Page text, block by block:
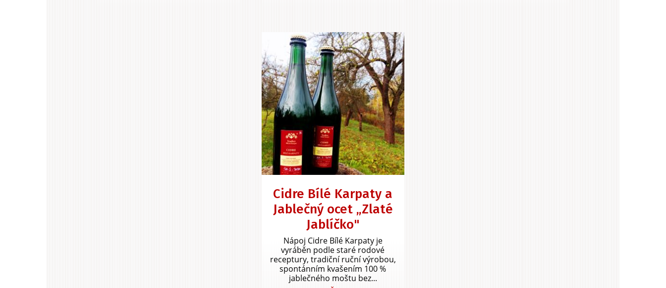
Cidre Bílé Karpaty a
Jablečný ocet „Zlaté
Jablíčko"
Nápoj Cidre Bílé Karpaty je
vyráběn podle staré rodové
receptury, tradiční ruční výrobou,
spontánním kvašením 100 %
jablečného moštu bez...